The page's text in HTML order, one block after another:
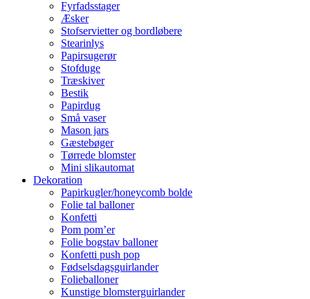
Fyrfadsstager
Æsker
Stofservietter og bordløbere
Stearinlys
Papirsugerør
Stofduge
Træskiver
Bestik
Papirdug
Små vaser
Mason jars
Gæstebøger
Tørrede blomster
Mini slikautomat
Dekoration
Papirkugler/honeycomb bolde
Folie tal balloner
Konfetti
Pom pom’er
Folie bogstav balloner
Konfetti push pop
Fødselsdagsguirlander
Folieballoner
Kunstige blomsterguirlander